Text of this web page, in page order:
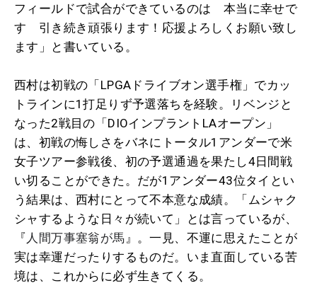
フィールドで試合ができているのは 本当に幸せで
す 引き続き頑張ります！応援よろしくお願い致し
ます」と書いている。
西村は初戦の「LPGAドライブオン選手権」でカッ
トラインに1打足りず予選落ちを経験。リベンジと
なった2戦目の「DIOインプラントLAオープン」
は、初戦の悔しさをバネにトータル1アンダーで米
女子ツアー参戦後、初の予選通過を果たし4日間戦
い切ることができた。だが1アンダー43位タイとい
う結果は、西村にとって不本意な成績。「ムシャク
シャするような日々が続いて」とは言っているが、
『 人間万事塞翁が馬 』。一見、不運に思えたことが
実は幸運だったりするものだ。いま直面している苦
境は、これからに必ず生きてくる。